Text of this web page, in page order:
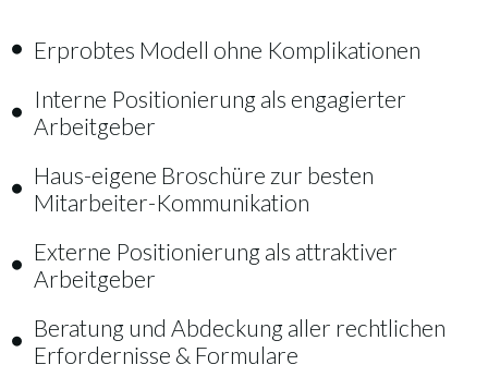
Erprobtes Modell ohne Komplikationen
Interne Positionierung als engagierter
Arbeitgeber
Haus-eigene Broschüre zur besten
Mitarbeiter-Kommunikation
Externe Positionierung als attraktiver
Arbeitgeber
Beratung und Abdeckung aller rechtlichen
Erfordernisse & Formulare